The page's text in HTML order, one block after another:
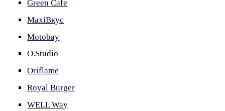
Green Cafe
MaxiВкус
Motobay
O.Studio
Oriflame
Royal Burger
WELL Way